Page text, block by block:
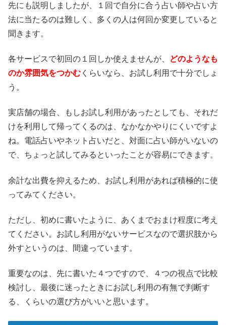
先にも説明しましたが、１回で自分に合う占い師や占い方
法に当たるのは難しく、多くの人は何回か変更していると
聞きます。
各サービスで初回の１回しか使えませんが、
どのようなも
のか雰囲気をつかむ くらいなら、お試し利用で十分でしょ
う。
実店舗の場合、もしお試し利用があったとしても、それだ
けを利用して帰ってくるのは、なかなかやりにくいですよ
ね。電話占いやネット占いだと、対面に占い師がいないの
で、ちょっと試してみるといったことが容易にできます。
余計な出費を抑えるため、お試し利用があれば積極的に使
ってみてください。
ただし、初めに書いたように、あくまでおまけ程度に考え
てください。お試し利用がないサービスなので選択肢から
外すというのは、間違っています。
重要なのは、先に書いた４つですので、４つの視点で比較
検討し、最後に迷ったときにお試し利用の有無で判断す
る、くらいの選び方がいいと思います。